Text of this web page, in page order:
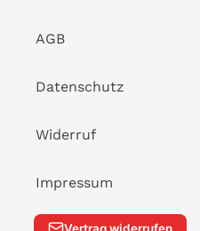
AGB
Datenschutz
Widerruf
Impressum